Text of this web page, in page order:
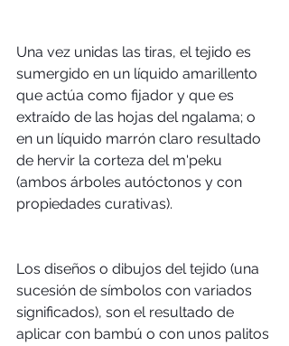
Una vez unidas las tiras, el tejido es
sumergido en un líquido amarillento
que actúa como fijador y que es
extraído de las hojas del ngalama; o
en un líquido marrón claro resultado
de hervir la corteza del m'peku
(ambos árboles autóctonos y con
propiedades curativas).
Los diseños o dibujos del tejido (una
sucesión de símbolos con variados
significados), son el resultado de
aplicar con bambú o con unos palitos